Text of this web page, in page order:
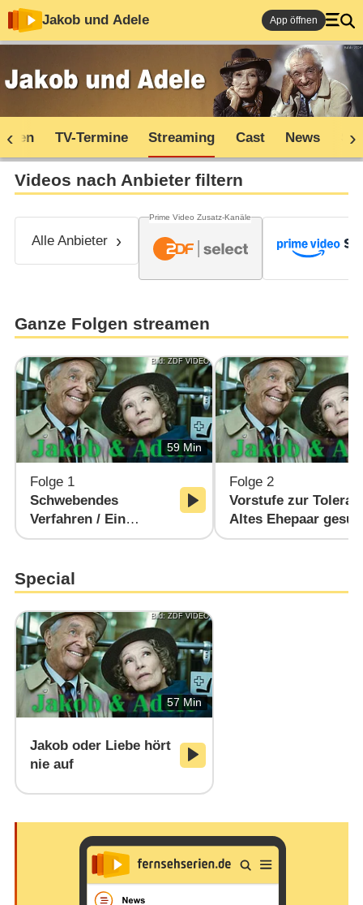
Jakob und Adele App öffnen
TV-Termine Streaming Cast News
Videos nach Anbieter filtern
Alle Anbieter
Prime Video Zusatz-Kanäle
Ganze Folgen streamen
Bild: ZDF VIDEO
59 Min
Folge 1
Schwebendes
Verfahren /​ Ein
Festmahl /​ Was
Zukunft /​ Jakob und
die Familie
Folge 2
Vorstufe zur
Altes Ehepaar
/​ Oben und unten
Special
Bild: ZDF VIDEO
57 Min
Jakob oder Liebe hört
nie auf